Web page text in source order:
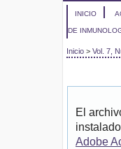
INICIO
DE
Inicio > Vol. 7,
El
Adobe